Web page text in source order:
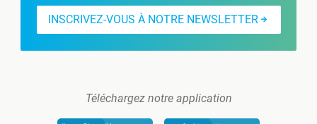
INSCRIVEZ-VOUS À NOTRE NEWSLETTER
Téléchargez notre application